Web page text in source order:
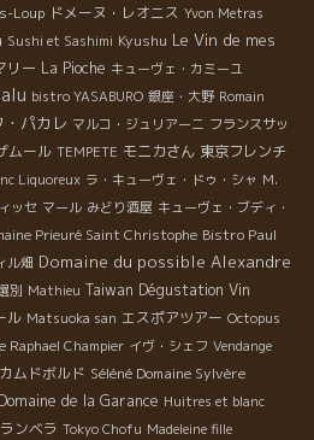
Loup ドメーヌ・レオニス Yvon Metras
Sushi et Sashimi Kyushu Le Vin de mes
リー La Pioche キューヴェ・カミーユ
bistro YASABURO 銀座・大野 Romain
・パカレ マルコ・ジュリアーニ フランスサッ
ムール TEMPETE モニカさん 東京フレンチ
Liquoreux ラ・キューヴェ・ドゥ・シャ M.
ッセ マール みどり酒屋 キューヴェ・ブディ・
Prieuré Saint Christophe Bistro Paul
ル畑 Domaine du possible Alexandre
別 Mathieu Taiwan Dégustation Vin
ル Matsuoka san エスポアツアー Octopus
Raphael Champier イヴ・シェフ Vendange
ムドボルド Séléné Domaine Sylvère
Domaine de la Garance Huitres et blanc
ンベラ Tokyo Chofu Madeleine fille